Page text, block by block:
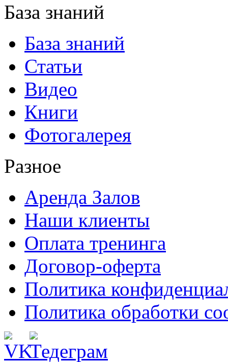
База знаний
База знаний
Статьи
Видео
Книги
Фотогалерея
Разное
Аренда Залов
Наши клиенты
Оплата тренинга
Договор-оферта
Политика
Политика обработки